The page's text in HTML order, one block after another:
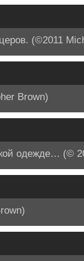
(©2011
Brown)
одежде… (©